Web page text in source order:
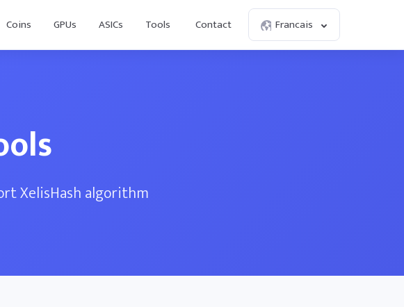
Coins GPUs ASICs Tools Contact Francais
XelisHash algorithm